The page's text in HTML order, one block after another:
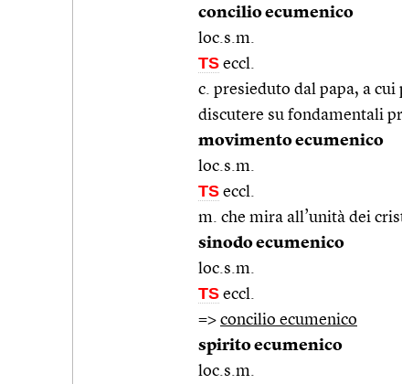
concilio ecumenico
loc.s.m.
TS eccl.
c. presieduto dal papa, a
discutere su fondamentali
movimento ecumenico
loc.s.m.
TS eccl.
m. che mira all’unità dei
sinodo ecumenico
loc.s.m.
TS eccl.
=> concilio ecumenico
spirito ecumenico
loc.s.m.